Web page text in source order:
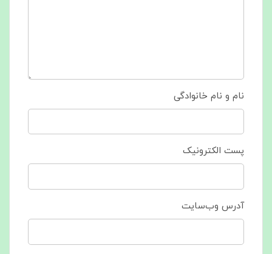
نام و نام خانوادگی
پست الکترونیک
آدرس وب‌سایت